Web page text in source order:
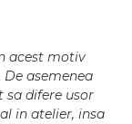
acest motiv
asemenea
difere usor
in atelier, insa